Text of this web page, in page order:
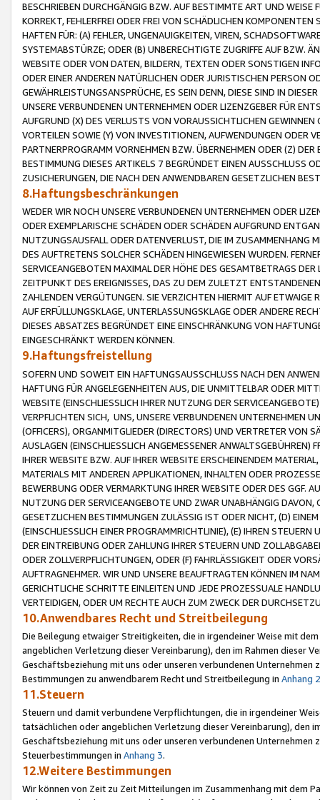
BESCHRIEBEN DURCHGÄNGIG BZW. AUF BESTIMMTE ART UND
KORREKT, FEHLERFREI ODER FREI VON SCHÄDLICHEN
HAFTEN FÜR: (A) FEHLER, UNGENAUIGKEITEN, VIREN,
SYSTEMABSTÜRZE; ODER (B) UNBERECHTIGTE ZUGRIFFE AUF BZW.
WEBSITE ODER VON DATEN, BILDERN, TEXTEN ODER SONSTIGEN
ODER EINER ANDEREN NATÜRLICHEN ODER JURISTISCHEN PERSON
GEWÄHRLEISTUNGSANSPRÜCHE, ES SEIN DENN, DIESE SIND IN
UNSERE VERBUNDENEN UNTERNEHMEN ODER LIZENZGEBER FÜR
AUFGRUND (X) DES VERLUSTS VON VORAUSSICHTLICHEN
VORTEILEN SOWIE (Y) VON INVESTITIONEN, AUFWENDUNGEN ODER
PARTNERPROGRAMM VORNEHMEN BZW. ÜBERNEHMEN ODER (Z)
BESTIMMUNG DIESES ARTIKELS 7 BEGRÜNDET EINEN AUSSCHLUSS
ZUSICHERUNGEN, DIE NACH DEN ANWENDBAREN GESETZLICHEN
8.Haftungsbeschränkungen
WEDER WIR NOCH UNSERE VERBUNDENEN UNTERNEHMEN ODER
ODER EXEMPLARISCHE SCHÄDEN ODER SCHÄDEN AUFGRUND
NUTZUNGSAUSFALL ODER DATENVERLUST, DIE IM ZUSAMMENHANG
DES AUFTRETENS SOLCHER SCHÄDEN HINGEWIESEN WURDEN.
SERVICEANGEBOTEN MAXIMAL DER HÖHE DES GESAMTBETRAGS
ZEITPUNKT DES EREIGNISSES, DAS ZU DEM ZULETZT
ZAHLENDEN VERGÜTUNGEN. SIE VERZICHTEN HIERMIT AUF
AUF ERFÜLLUNGSKLAGE, UNTERLASSUNGSKLAGE ODER ANDERE
DIESES ABSATZES BEGRÜNDET EINE EINSCHRÄNKUNG VON
EINGESCHRÄNKT WERDEN KÖNNEN.
9.Haftungsfreistellung
SOFERN UND SOWEIT EIN HAFTUNGSAUSSCHLUSS NACH DEN
HAFTUNG FÜR ANGELEGENHEITEN AUS, DIE UNMITTELBAR ODER
WEBSITE (EINSCHLIESSLICH IHRER NUTZUNG DER
VERPFLICHTEN SICH, UNS, UNSERE VERBUNDENEN UNTERNEHMEN
(OFFICERS), ORGANMITGLIEDER (DIRECTORS) UND VERTRETER VON
AUSLAGEN (EINSCHLIESSLICH ANGEMESSENER
IHRER WEBSITE BZW. AUF IHRER WEBSITE ERSCHEINENDEM
MATERIALS MIT ANDEREN APPLIKATIONEN, INHALTEN ODER
BEWERBUNG ODER VERMARKTUNG IHRER WEBSITE ODER DES GGF.
NUTZUNG DER SERVICEANGEBOTE UND ZWAR UNABHÄNGIG
GESETZLICHEN BESTIMMUNGEN ZULÄSSIG IST ODER NICHT, (D)
(EINSCHLIESSLICH EINER PROGRAMMRICHTLINIE), (E) IHREN
DER EINTREIBUNG ODER ZAHLUNG IHRER STEUERN UND
ODER ZOLLVERPFLICHTUNGEN, ODER (F) FAHRLÄSSIGKEIT ODER
AUFTRAGNEHMER. WIR UND UNSERE BEAUFTRAGTEN KÖNNEN IM
GERICHTLICHE SCHRITTE EINLEITEN UND JEDE PROZESSUALE
VERTEIDIGEN, ODER UM RECHTE AUCH ZUM ZWECK DER
10.Anwendbares Recht und Streitbeilegung
Die Beilegung etwaiger Streitigkeiten, die in irgendeiner Weise mit
angeblichen Verletzung dieser Vereinbarung), den im Rahmen dieser
Geschäftsbeziehung mit uns oder unseren verbundenen
Bestimmungen zu anwendbarem Recht und Streitbeilegung in Anhang 2
11.Steuern
Steuern und damit verbundene Verpflichtungen, die in irgendeiner
tatsächlichen oder angeblichen Verletzung dieser Vereinbarung), den
Geschäftsbeziehung mit uns oder unseren verbundenen
Steuerbestimmungen in Anhang 3.
12.Weitere Bestimmungen
Wir können von Zeit zu Zeit Mitteilungen im Zusammenhang mit dem